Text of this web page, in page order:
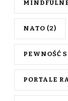
NATO (2)
PEWNOŚĆ
PORTALE